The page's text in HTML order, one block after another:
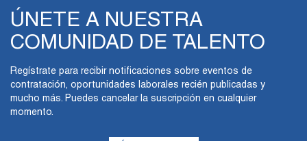
ÚNETE A NUESTRA
COMUNIDAD DE TALENTO
Regístrate para recibir notificaciones sobre eventos de
contratación, oportunidades laborales recién publicadas y
mucho más. Puedes cancelar la suscripción en cualquier
momento.